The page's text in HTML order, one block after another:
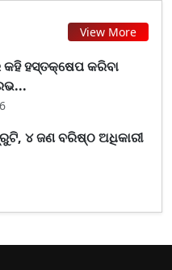
View More
କହି ହସ୍ତକ୍ଷେପ କରିବା
୪ ଜଣ ବରିଷ୍ଠ ଅଧିକାରୀ